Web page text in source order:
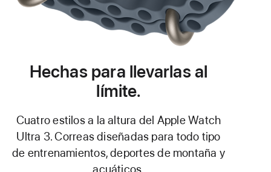
Hechas para llevarlas al
límite.
Cuatro estilos a la altura del Apple Watch
Ultra 3. Correas diseñadas para todo tipo
de entrenamientos, deportes de montaña y
acuáticos.